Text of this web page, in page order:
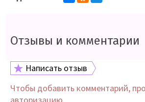
Отзывы и комментарии
Написать отзыв
Чтобы добавить комментарий,
авторизацию.